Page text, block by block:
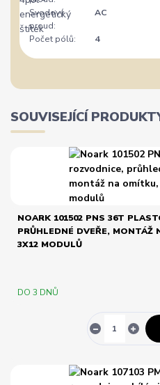
Svodový
proud:
AC
Počet pólů: 4
SOUVISEJÍCÍ
NOARK 101502 PNS 36T
PRŮHLEDNÉ DVEŘE, MONTÁŽ
3X12 MODULŮ
DO 3 DNŮ